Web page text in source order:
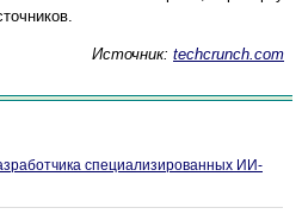
Источник: techcrunch.com
специализированных ИИ-